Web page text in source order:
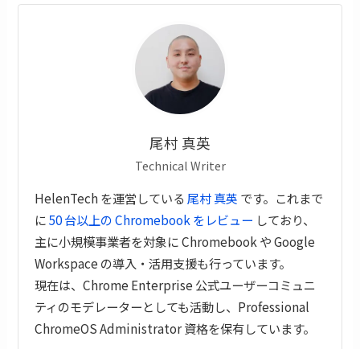
尾村 真英
Technical Writer
HelenTech を運営している 尾村 真英 です。これまで
に50 台以上の Chromebook をレビュー しており、
主に小規模事業者を対象に Chromebook や Google
Workspace の導入・活用支援も行っています。
現在は、Chrome Enterprise 公式ユーザーコミュニ
ティのモデレーターとしても活動し、Professional
ChromeOS Administrator 資格を保有しています。